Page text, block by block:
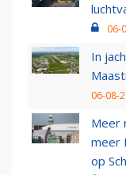
06-
In
06-08-
Meer
meer
op